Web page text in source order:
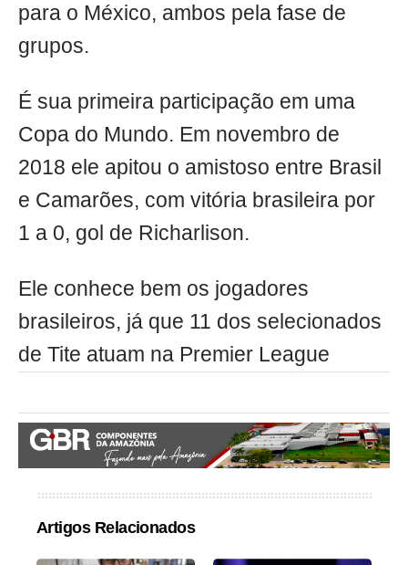
para o México, ambos pela fase de
grupos.
É sua primeira participação em uma
Copa do Mundo. Em novembro de
2018 ele apitou o amistoso entre Brasil
e Camarões, com vitória brasileira por
1 a 0, gol de Richarlison.
Ele conhece bem os jogadores
brasileiros, já que 11 dos selecionados
de Tite atuam na Premier League
Artigos Relacionados